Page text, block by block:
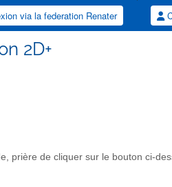
via la federation Renater
2D+
prière de cliquer sur le bouton ci-